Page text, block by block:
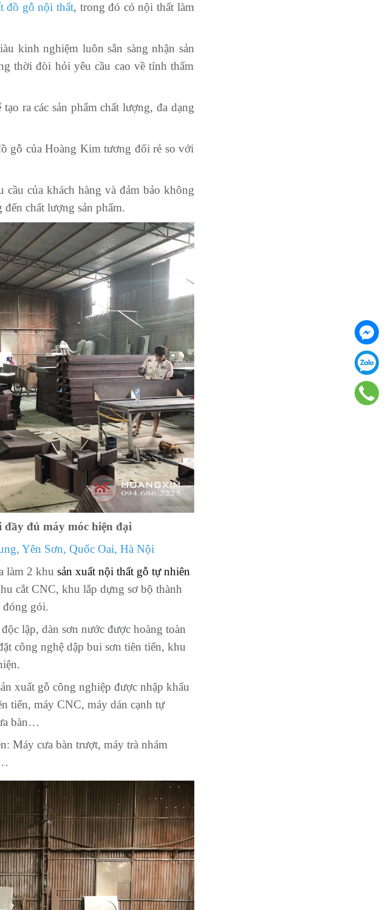
đồ gỗ nội thất, trong đó có nội thất làm
kinh nghiệm luôn sẵn sàng nhận sản
thời đòi hỏi yêu cầu cao về tính thẩm
ra các sản phẩm chất lượng, đa dạng
gỗ của Hoàng Kim tương đối rẻ so với
của khách hàng và đảm bảo không
chất lượng sản phẩm.
đủ máy móc hiện đại
Yên Sơn, Quốc Oai, Hà Nội
làm 2 khu sản xuất nội thất gỗ tự nhiên
cắt CNC, khu lắp dựng sơ bộ thành
đóng gói.
lập, dàn sơn nước được hoàng toàn
công nghệ dập bui sơn tiên tiến, khu
xuất gỗ công nghiệp được nhập khẩu
tiến, máy CNC, máy dán cạnh tự
bàn…
Máy cưa bàn trượt, máy trà nhám